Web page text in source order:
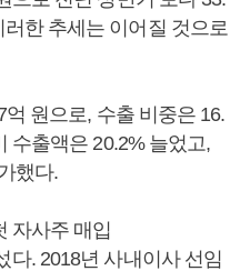
한 추세는 이어질 것으로
원으로, 수출 비중은 16.
수출액은 20.2% 늘었고,
했다.
자사주 매입
다. 2018년 사내이사 선임